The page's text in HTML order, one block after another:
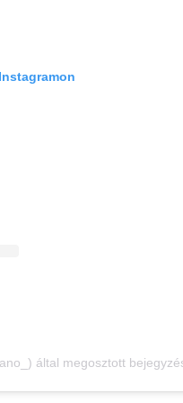
által megosztott